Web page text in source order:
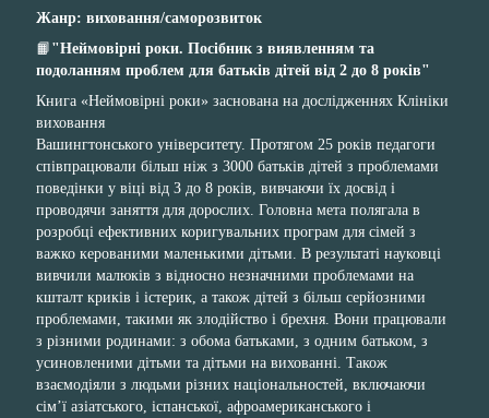
Жанр: виховання/саморозвиток
📙 "Неймовірні роки. Посібник з виявленням та
подоланням проблем для батьків дітей від 2 до 8 років"
Книга «Неймовірні роки» заснована на дослідженнях Клініки
виховання
Вашингтонського університету. Протягом 25 років педагоги
співпрацювали більш ніж з 3000 батьків дітей з проблемами
поведінки у віці від З до 8 років, вивчаючи їх досвід і
проводячи заняття для дорослих. Головна мета полягала в
розробці ефективних коригувальних програм для сімей з
важко керованими маленькими дітьми. В результаті науковці
вивчили малюків з відносно незначними проблемами на
кшталт криків і істерик, а також дітей з більш серйозними
проблемами, такими як злодійство і брехня. Вони працювали
з різними родинами: з обома батьками, з одним батьком, з
усиновленими дітьми та дітьми на вихованні. Також
взаємодіяли з людьми різних національностей, включаючи
сім’ї азіатського, іспанської, афроамериканського і